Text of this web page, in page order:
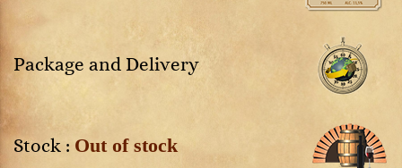
Package and Delivery
Stock : Out of stock